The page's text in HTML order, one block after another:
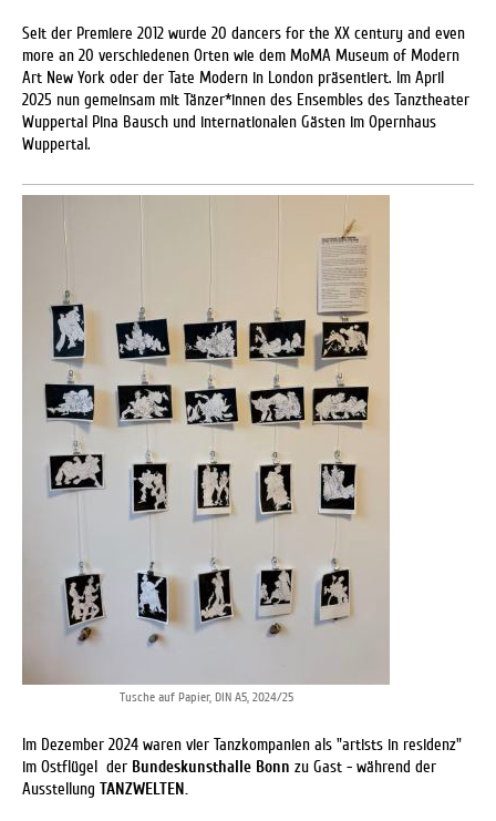
Seit der Premiere 2012 wurde 20 dancers for the XX century and even
more an 20 verschiedenen Orten wie dem MoMA Museum of Modern
Art New York oder der Tate Modern in London präsentiert. Im April
2025 nun gemeinsam mit Tänzer*innen des Ensembles des Tanztheater
Wuppertal Pina Bausch und internationalen Gästen im Opernhaus
Wuppertal.
Tusche auf Papier, DIN A5, 2024/25
Im Dezember 2024 waren vier Tanzkompanien als "artists in residenz"
im Ostflügel der Bundeskunsthalle Bonn zu Gast - während der
Ausstellung TANZWELTEN.